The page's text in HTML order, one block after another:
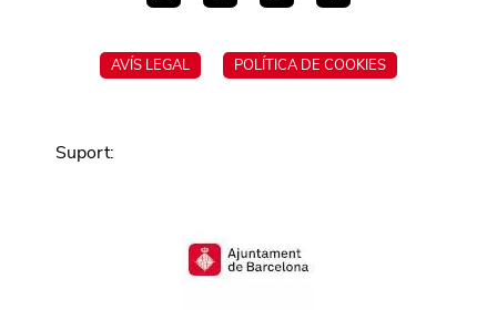
AVÍS LEGAL POLÍTICA DE COOKIES
Suport: